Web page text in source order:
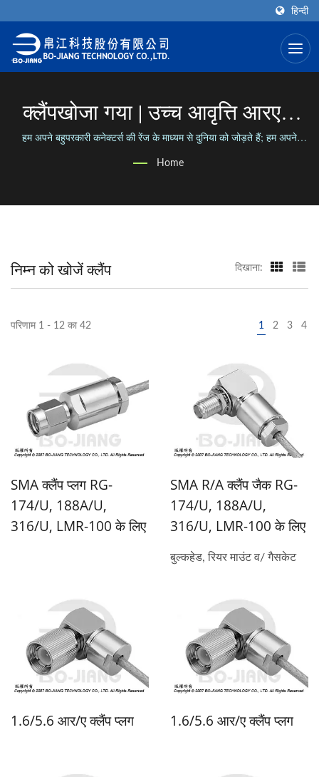
हिन्दी
क्लैंपखोजा गया | उच्च आवृत्ति आरएफ
कनेक्टर निर्माता | Bo-Jiang
हम अपने बहुपरकारी कनेक्टर्स की रेंज के माध्यम से दुनिया को जोड़ते हैं; हम अपने
Home
निम्न को खोजें क्लैंप दिखाना:
परिणाम 1 - 12 का 42 1 2 3 4
SMA क्लैंप प्लग RG-
174/U, 188A/U,
316/U, LMR-100 के लिए
SMA R/A क्लैंप जैक RG-
174/U, 188A/U,
316/U, LMR-100 के लिए
बुल्कहेड, रियर माउंट व/ गैसकेट
1.6/5.6 आर/ए क्लैंप प्लग 1.6/5.6 आर/ए क्लैंप प्लग